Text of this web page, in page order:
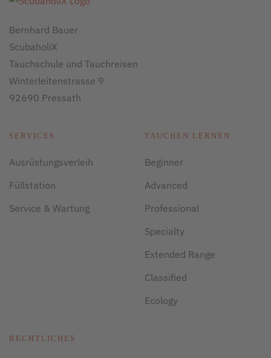
Bernhard Bauer
ScubaholiX
Tauchschule und Tauchreisen
Winterleitenstrasse 9
92690 Pressath
SERVICES
Ausrüstungsverleih
Füllstation
Service & Wartung
TAUCHEN LERNEN
Beginner
Advanced
Professional
Specialty
Extended Range
Classified
Ecology
RECHTLICHES